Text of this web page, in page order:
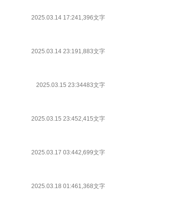
2025.03.14 17:241,396文字
2025.03.14 23:191,883文字
2025.03.15 23:34483文字
2025.03.15 23:452,415文字
2025.03.17 03:442,699文字
2025.03.18 01:461,368文字